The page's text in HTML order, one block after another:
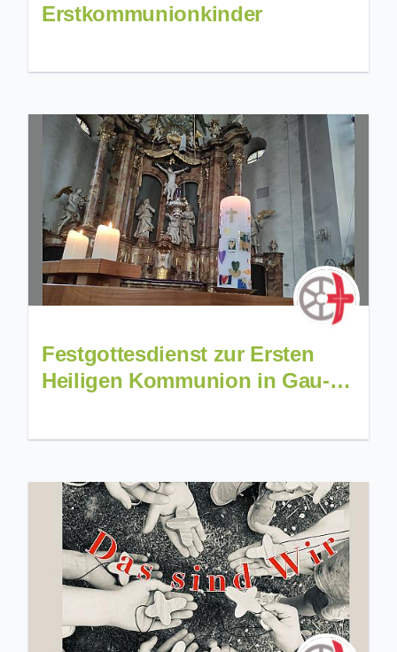
Erstkommunionkinder
Festgottesdienst zur Ersten
Heiligen Kommunion in Gau-